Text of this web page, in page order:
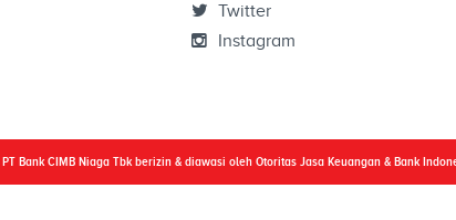
Twitter
Instagram
PT Bank CIMB Niaga Tbk berizin & diawasi oleh Otoritas Jasa Keuangan & Bank